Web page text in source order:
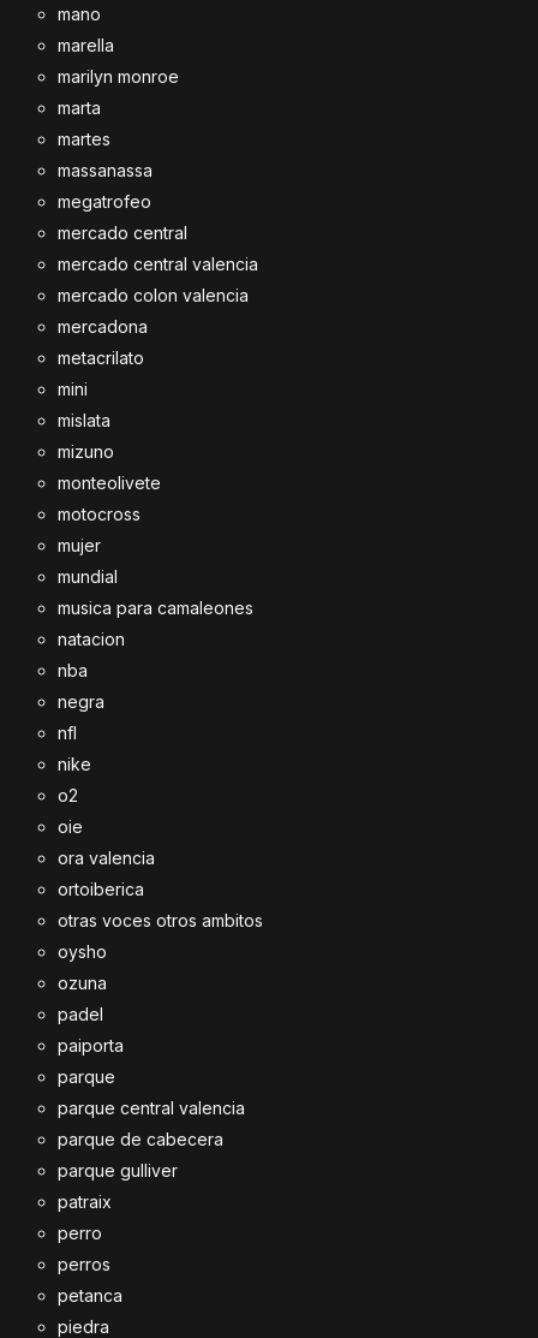
mano
marella
marilyn monroe
marta
martes
massanassa
megatrofeo
mercado central
mercado central valencia
mercado colon valencia
mercadona
metacrilato
mini
mislata
mizuno
monteolivete
motocross
mujer
mundial
musica para camaleones
natacion
nba
negra
nfl
nike
o2
oie
ora valencia
ortoiberica
otras voces otros ambitos
oysho
ozuna
padel
paiporta
parque
parque central valencia
parque de cabecera
parque gulliver
patraix
perro
perros
petanca
piedra